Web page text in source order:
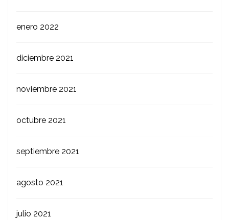
enero 2022
diciembre 2021
noviembre 2021
octubre 2021
septiembre 2021
agosto 2021
julio 2021